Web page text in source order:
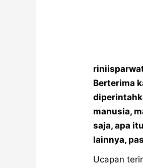
Berterima
manusia,
saja, apa
lainnya,
Ucapan